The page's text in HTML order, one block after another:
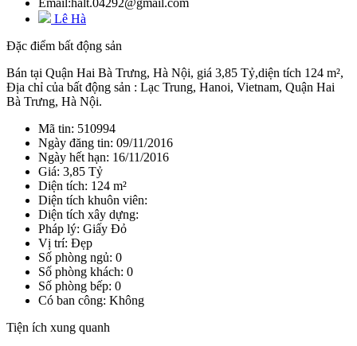
Lê Hà
Đặc điểm bất động sản
Bán tại Quận Hai Bà Trưng, Hà Nội, giá 3,85 Tỷ,diện tích 124 m²,
Địa chỉ của bất động sản : Lạc Trung, Hanoi, Vietnam, Quận Hai
Bà Trưng, Hà Nội.
Mã tin: 510994
Ngày đăng tin: 09/11/2016
Ngày hết hạn: 16/11/2016
Giá: 3,85 Tỷ
Diện tích: 124 m²
Diện tích khuôn viên:
Diện tích xây dựng:
Pháp lý: Giấy Đỏ
Vị trí: Đẹp
Số phòng ngủ: 0
Số phòng khách: 0
Số phòng bếp: 0
Có ban công: Không
Tiện ích xung quanh